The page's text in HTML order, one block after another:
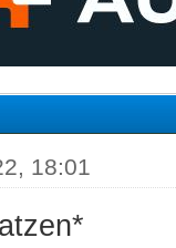
18:01